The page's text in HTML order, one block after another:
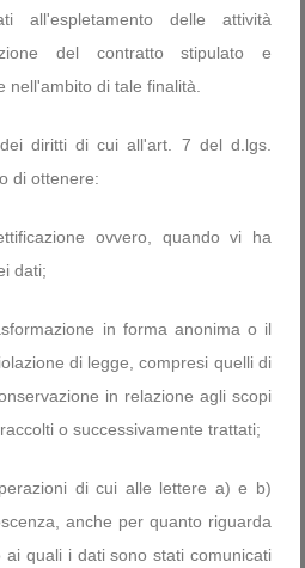
all'espletamento delle attività
del contratto stipulato e
nell'ambito di tale finalità.
diritti di cui all'art. 7 del d.lgs.
di ottenere:
ovvero, quando vi ha
dati;
in forma anonima o il
di legge, compresi quelli di
in relazione agli scopi
o successivamente trattati;
di cui alle lettere a) e b)
anche per quanto riguarda
quali i dati sono stati comunicati